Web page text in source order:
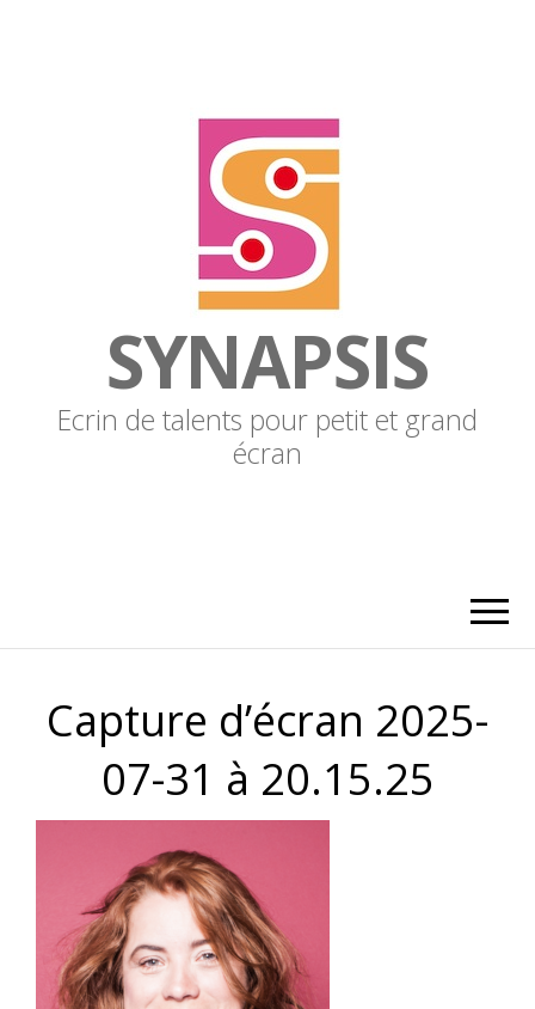
SYNAPSIS
Ecrin de talents pour petit et grand
écran
Capture d’écran 2025-
07-31 à 20.15.25